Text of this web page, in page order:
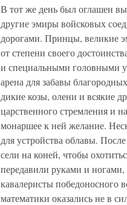
В тот же день был оглашен
другие эмиры войсковых
дорогами. Принцы, великие
от степени своего
и специальными головными
арена для забавы
дикие козы, олени и всякие
царственного стремления и
монаршее к ней желание.
для устройства облавы.
сели на коней, чтобы
передавили руками и
кавалеристы победоносного
математики оказались не в